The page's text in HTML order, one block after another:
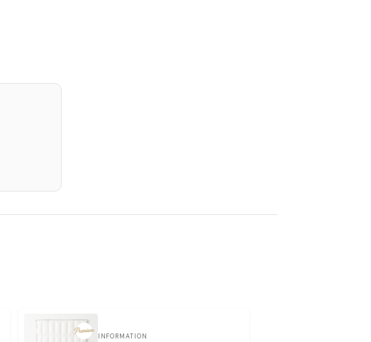
INFORMATION